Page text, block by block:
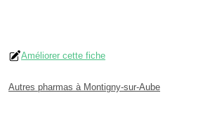
Améliorer cette fiche
Autres pharmas à Montigny-sur-Aube